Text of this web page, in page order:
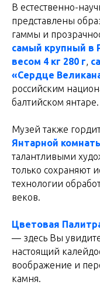
В естественно-
представлены
гаммы и
самый крупный в
весом 4 кг 280 г
«Сердце
российским
балтийском янтаре.
Музей также
Янтарной
талантливыми
только сохраняют
технологии
веков.
Цветовая
— здесь Вы увидите
настоящий
воображение и
камня.